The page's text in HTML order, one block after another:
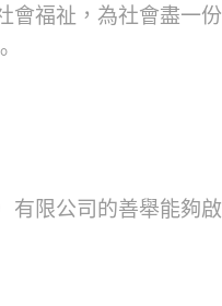
會福祉，為社會盡一份
有限公司的善舉能夠啟